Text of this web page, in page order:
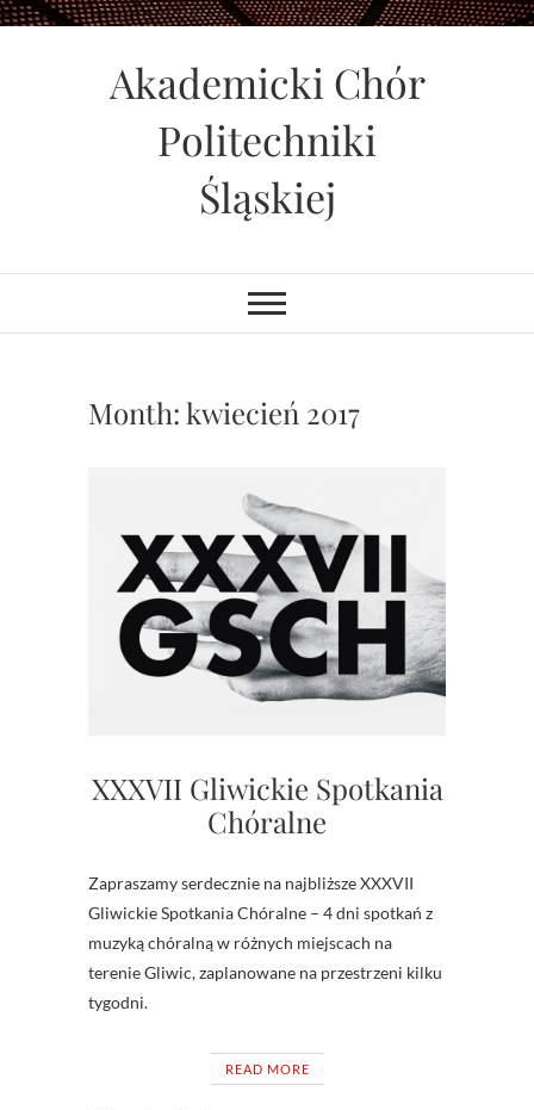
Skip
Akademicki Chór
Politechniki
Śląskiej
Month:kwiecień 2017
XXXVII Gliwickie Spotkania
Chóralne
Zapraszamy serdecznie na najbliższe XXXVII
Gliwickie Spotkania Chóralne – 4 dni spotkań z
muzyką chóralną w różnych miejscach na
terenie Gliwic, zaplanowane na przestrzeni kilku
tygodni.
READ MORE